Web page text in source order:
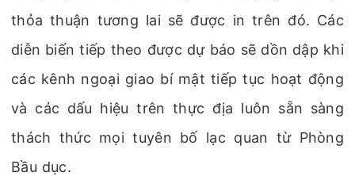
thỏa thuận tương lai sẽ được in trên đó. Các
diễn biến tiếp theo được dự báo sẽ dồn dập khi
các kênh ngoại giao bí mật tiếp tục hoạt động
và các dấu hiệu trên thực địa luôn sẵn sàng
thách thức mọi tuyên bố lạc quan từ Phòng
Bầu dục.